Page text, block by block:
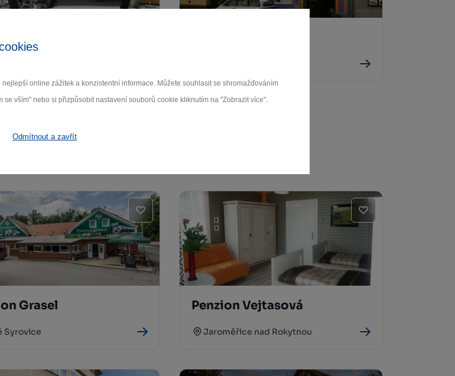
online zážitek a konzistentní informace. Můžete souhlasit se shromažďováním
vším" nebo si přizpůsobit nastavení souborů cookie kliknutím na "Zobrazit více".
Odmítnout a zavřít
Grasel
Syrovice
Penzion Vejtasová
Jaroměřice nad Rokytnou